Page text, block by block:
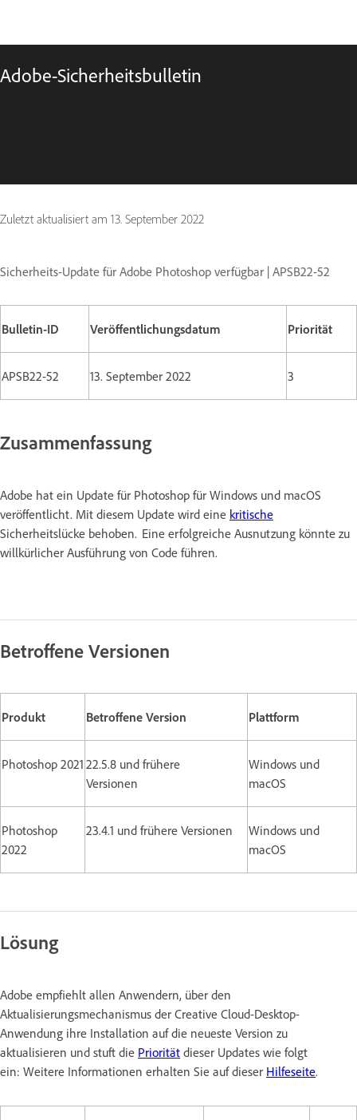
Adobe-Sicherheitsbulletin
Zuletzt aktualisiert am 13. September 2022
Sicherheits-Update für Adobe Photoshop verfügbar | APSB22-52
Bulletin-ID Veröffentlichungsdatum Priorität
APSB22-52 13. September 2022 3
Zusammenfassung
Adobe hat ein Update für Photoshop für Windows und macOS
veröffentlicht. Mit diesem Update wird eine kritische
Sicherheitslücke behoben. Eine erfolgreiche Ausnutzung könnte zu
willkürlicher Ausführung von Code führen.
Betroffene Versionen
Produkt Betroffene Version Plattform
Photoshop 2021 22.5.8 und frühere
Versionen
Windows und
macOS
Photoshop
2022
23.4.1 und frühere Versionen
Windows und
macOS
Lösung
Adobe empfiehlt allen Anwendern, über den
Aktualisierungsmechanismus der Creative Cloud-Desktop-
Anwendung ihre Installation auf die neueste Version zu
aktualisieren und stuft die Priorität dieser Updates wie folgt
ein: Weitere Informationen erhalten Sie auf dieser Hilfeseite.